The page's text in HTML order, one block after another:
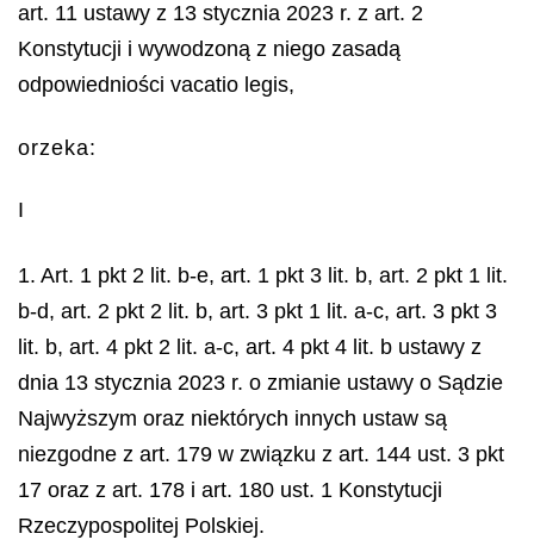
art. 11 ustawy z 13 stycznia 2023 r. z art. 2
Konstytucji i wywodzoną z niego zasadą
odpowiedniości vacatio legis,
orzeka:
I
1. Art. 1 pkt 2 lit. b-e, art. 1 pkt 3 lit. b, art. 2 pkt 1 lit.
b-d, art. 2 pkt 2 lit. b, art. 3 pkt 1 lit. a-c, art. 3 pkt 3
lit. b, art. 4 pkt 2 lit. a-c, art. 4 pkt 4 lit. b ustawy z
dnia 13 stycznia 2023 r. o zmianie ustawy o Sądzie
Najwyższym oraz niektórych innych ustaw są
niezgodne z art. 179 w związku z art. 144 ust. 3 pkt
17 oraz z art. 178 i art. 180 ust. 1 Konstytucji
Rzeczypospolitej Polskiej.